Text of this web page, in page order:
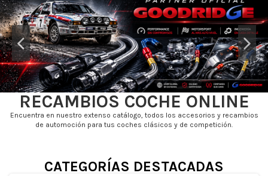
RECAMBIOS COCHE ONLINE
Encuentra en nuestro extenso catálogo, todos los accesorios y recambios
de automoción para tus coches clásicos y de competición.
CATEGORÍAS DESTACADAS